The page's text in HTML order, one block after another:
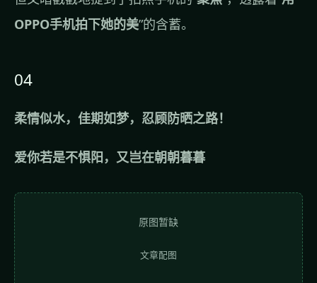
OPPO手机拍下她的美”的含蓄。
04
柔情似水，佳期如梦，忍顾防晒之路！
爱你若是不惧阳，又岂在朝朝暮暮
原图暂缺
文章配图